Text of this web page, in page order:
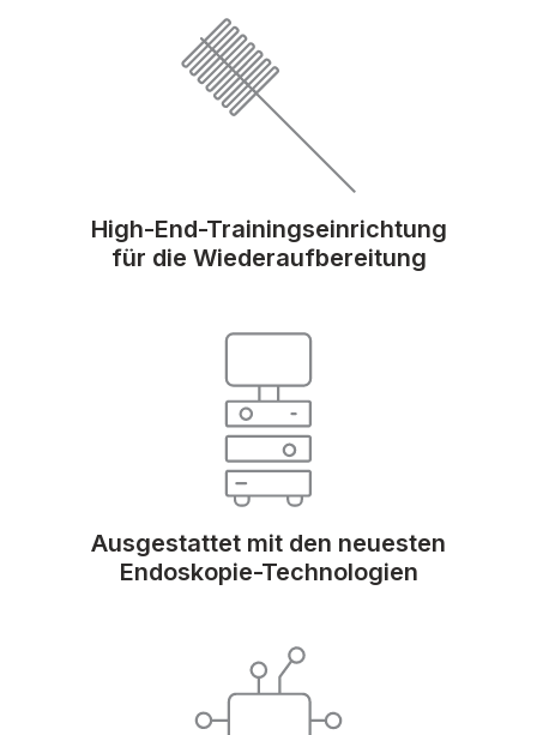
High-End-Trainingseinrichtung
für die Wiederaufbereitung
Ausgestattet mit den neuesten
Endoskopie-Technologien